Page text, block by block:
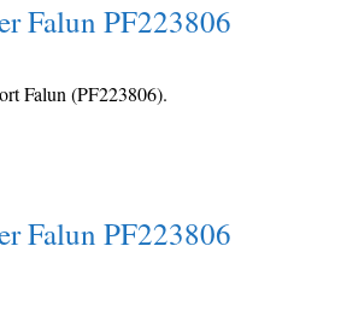
Falun PF223806
Falun (PF223806).
Falun PF223806